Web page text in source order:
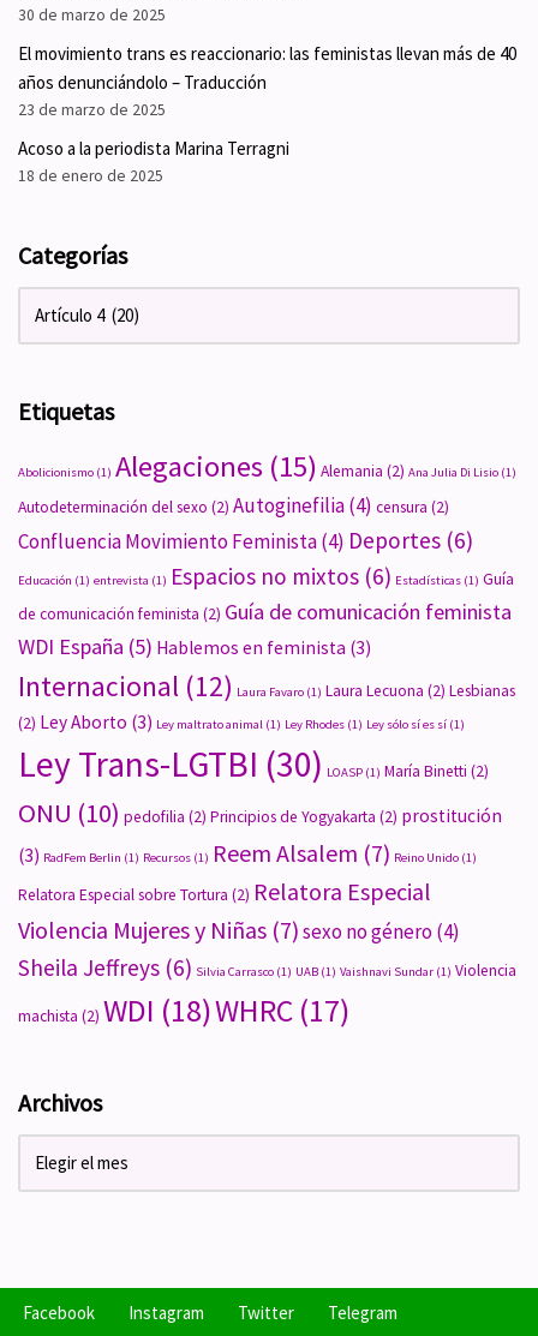
30 de marzo de 2025
El movimiento trans es reaccionario: las feministas llevan más de 40
años denunciándolo – Traducción
23 de marzo de 2025
Acoso a la periodista Marina Terragni
18 de enero de 2025
Categorías
Etiquetas
Abolicionismo (1) Alegaciones (15) Alemania (2) Ana Julia Di Lisio (1)
Autodeterminación del sexo (2) Autoginefilia(4) censura (2)
Confluencia Movimiento Feminista(4) Deportes (6)
Educación (1) entrevista (1) Espacios no mixtos (6) Estadísticas (1) Guía
de comunicación feminista (2) Guía de comunicación feminista
WDI España (5) Hablemos en feminista (3)
Internacional (12) Laura Favaro (1) Laura Lecuona (2) Lesbianas
(2) Ley Aborto (3) Ley maltrato animal (1) Ley Rhodes (1) Ley sólo sí es sí (1)
Ley Trans-LGTBI (30) LOASP (1) María Binetti (2)
ONU (10) pedofilia (2) Principios de Yogyakarta (2) prostitución
(3) RadFem Berlin (1) Recursos (1) Reem Alsalem (7) Reino Unido (1)
Relatora Especial sobre Tortura (2) Relatora Especial
Violencia Mujeres y Niñas (7)sexo no género(4)
Sheila Jeffreys (6) Silvia Carrasco (1) UAB (1) Vaishnavi Sundar (1) Violencia
machista (2) WDI (18)WHRC (17)
Archivos
Facebook Instagram Twitter Telegram